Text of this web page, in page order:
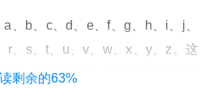
、b、c、d、e、f、g、h、i、j、
r、s、t、u、v、w、x、y、z。这
母。英文字母，即现在英文所基
剩余的63%